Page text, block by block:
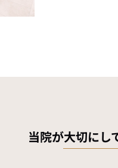
当院が大切にし